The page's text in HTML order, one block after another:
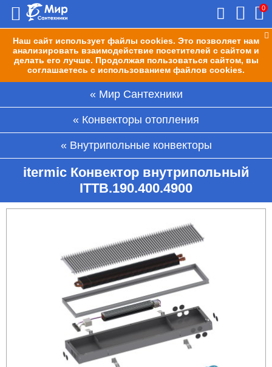
Наш сайт использует файлы cookies. Это позволяет нам
анализировать взаимодействие посетителей с сайтом и
делать его лучше. Продолжая пользоваться сайтом, вы
соглашаетесь с использованием файлов cookies.
0
Мир Сантехники
Конвекторы отопления
Внутрипольные конвекторы
itermic Конвектор внутрипольный
ITTB.190.400.4900